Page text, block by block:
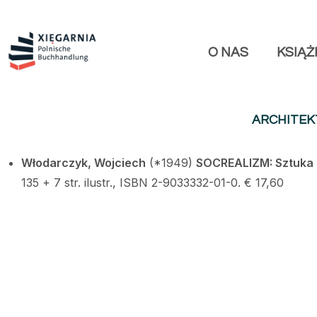
O NAS
Włodarczyk, Wojciech (*1949) SOCREALIZM:
135 + 7 str. ilustr., ISBN 2-9033332-01-0. € 17,60